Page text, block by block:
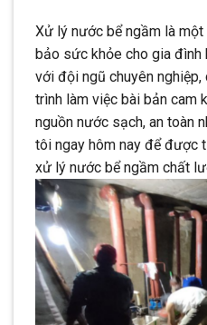
Xử lý nước bể ngầm là
bảo sức khỏe cho gia đình
với đội ngũ chuyên
trình làm việc bài bản cam
nguồn nước sạch, an toàn
tôi ngay hôm nay để được
xử lý nước bể ngầm chất